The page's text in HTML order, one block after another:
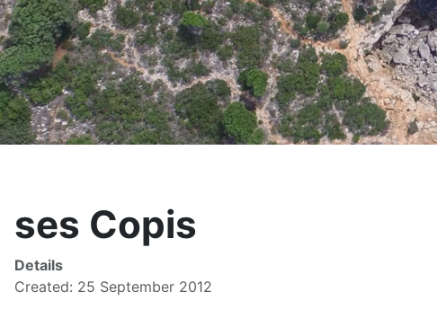
ses Copis
Details
Created: 25 September 2012